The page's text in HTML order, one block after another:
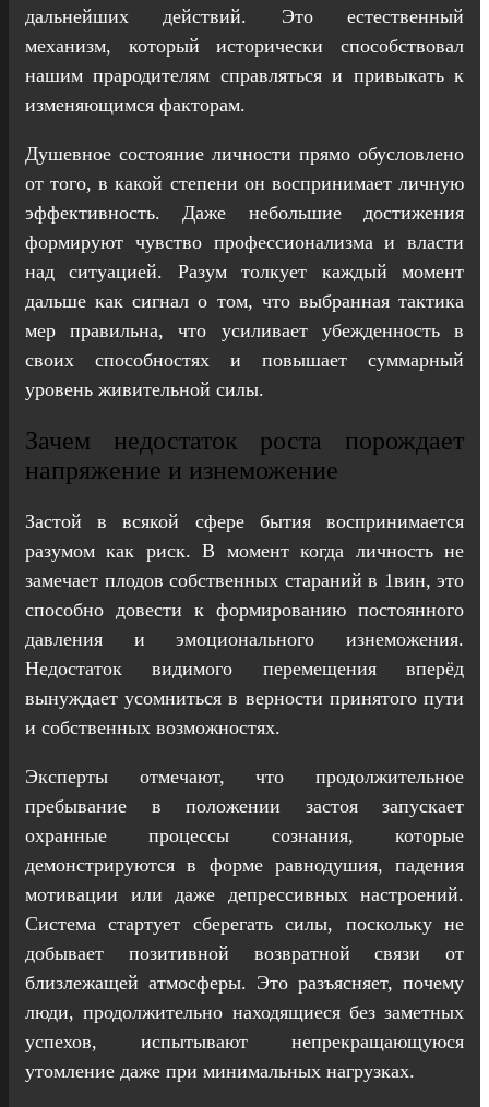
дальнейших действий. Это естественный
механизм, который исторически способствовал
нашим прародителям справляться и привыкать к
изменяющимся факторам.
Душевное состояние личности прямо обусловлено
от того, в какой степени он воспринимает личную
эффективность. Даже небольшие достижения
формируют чувство профессионализма и власти
над ситуацией. Разум толкует каждый момент
дальше как сигнал о том, что выбранная тактика
мер правильна, что усиливает убежденность в
своих способностях и повышает суммарный
уровень живительной силы.
Зачем недостаток роста порождает
напряжение и изнеможение
Застой в всякой сфере бытия воспринимается
разумом как риск. В момент когда личность не
замечает плодов собственных стараний в 1вин, это
способно довести к формированию постоянного
давления и эмоционального изнеможения.
Недостаток видимого перемещения вперёд
вынуждает усомниться в верности принятого пути
и собственных возможностях.
Эксперты отмечают, что продолжительное
пребывание в положении застоя запускает
охранные процессы сознания, которые
демонстрируются в форме равнодушия, падения
мотивации или даже депрессивных настроений.
Система стартует сберегать силы, поскольку не
добывает позитивной возвратной связи от
близлежащей атмосферы. Это разъясняет, почему
люди, продолжительно находящиеся без заметных
успехов, испытывают непрекращающуюся
утомление даже при минимальных нагрузках.